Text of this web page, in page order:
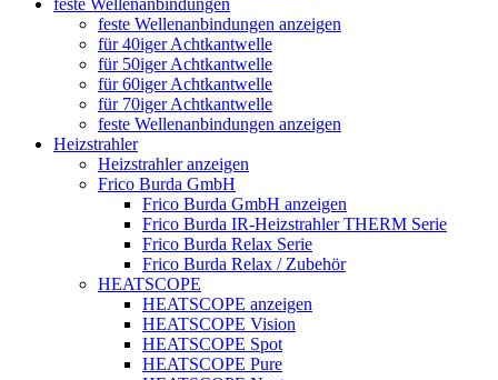
feste Wellenanbindungen
feste Wellenanbindungen anzeigen
für 40iger Achtkantwelle
für 50iger Achtkantwelle
für 60iger Achtkantwelle
für 70iger Achtkantwelle
feste Wellenanbindungen anzeigen
Heizstrahler
Heizstrahler anzeigen
Frico Burda GmbH
Frico Burda GmbH anzeigen
Frico Burda IR-Heizstrahler THERM Serie
Frico Burda Relax Serie
Frico Burda Relax / Zubehör
HEATSCOPE
HEATSCOPE anzeigen
HEATSCOPE Vision
HEATSCOPE Spot
HEATSCOPE Pure